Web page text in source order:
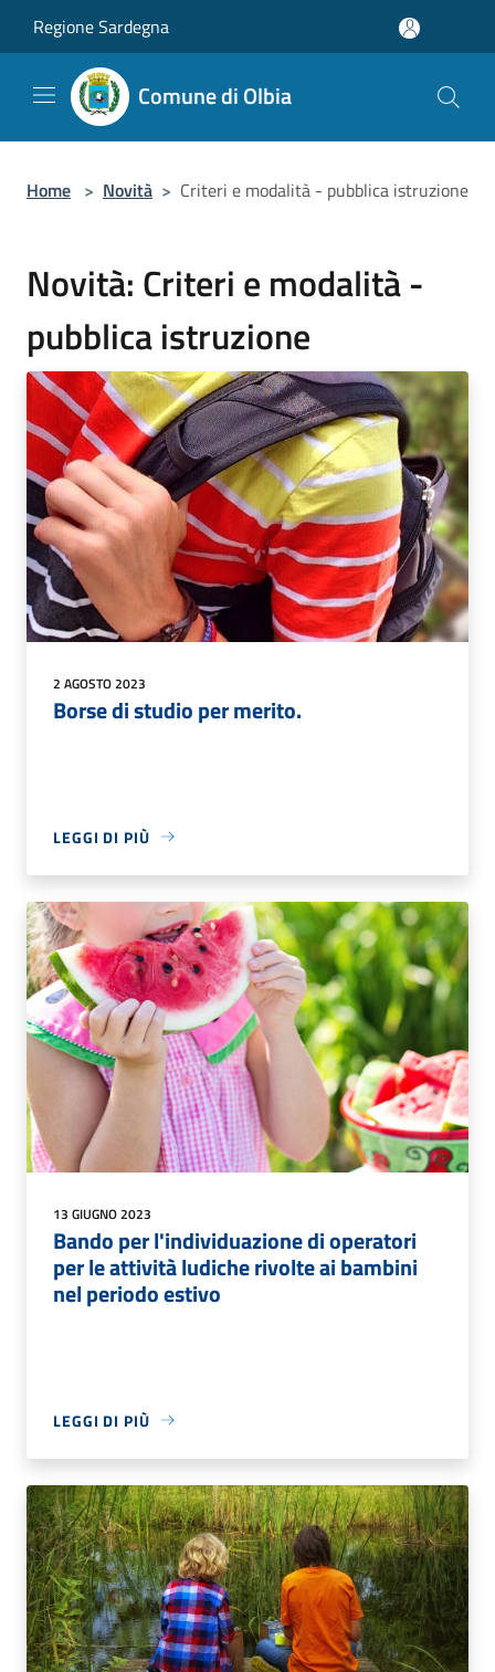
Regione Sardegna
Comune di Olbia
Home > Novità > Criteri e modalità - pubblica istruzione
Novità: Criteri e modalità -
pubblica istruzione
2 AGOSTO 2023
Borse di studio per merito.
LEGGI DI PIÙ
13 GIUGNO 2023
Bando per l'individuazione di operatori
per le attività ludiche rivolte ai bambini
nel periodo estivo
LEGGI DI PIÙ